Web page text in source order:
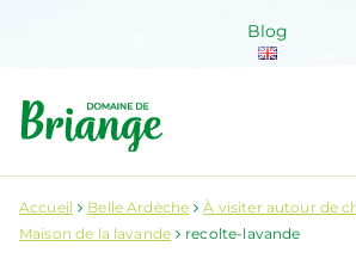
Blog
Briange
Accueil Belle Ardèche
À visiter autour de
Maison de la lavande
recolte-lavande